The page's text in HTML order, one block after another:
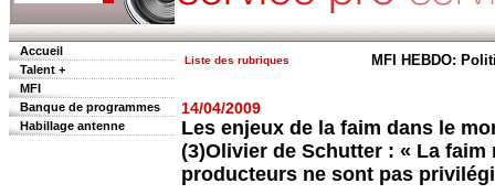
Accueil
Talent +
MFI
Banque de programmes
Habillage antenne
Liste des rubriques MFI HEBDO:
14/04/2009
Les enjeux de la faim dans le
(3)Olivier de Schutter : « La
producteurs ne sont pas